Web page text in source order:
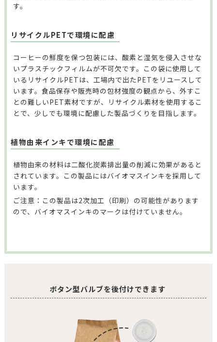
す。
リサイクルPETで環境に配慮
コーヒーの鮮度を保つ包装には、酸素と湿気を侵入させな
いプラスチックフィルムが不可欠です。この袋に使用して
いるリサイクルPETは、工場内で出たPETをリユースして
います。食品保存や販売時の包材強度の観点から、外すこ
との難しいPET素材ですが、リサイクル素材を使用するこ
とで、少しでも環境に配慮した製品づくりを目指します。
植物由来インキで環境に配慮
植物由来の材料は二酸化炭素排出量の削減に効果があると
されています。この製品にはバイオマスインキを採用して
います。
ご注意：この製品は2次加工（印刷）の可能性があります
ので、バイオマスインキのマークは付けていません。
ボタン型バルブを後付けできます